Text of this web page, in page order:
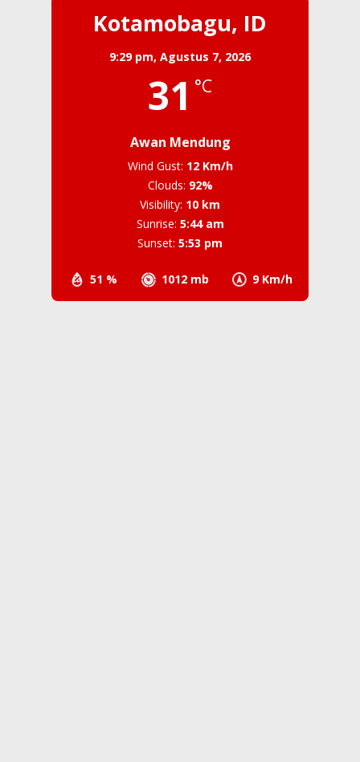
Kotamobagu, ID
9:29 pm, Agustus 7, 2026
31 °C
Awan Mendung
51 % 1012 mb 9 Km/h
Wind Gust: 12 Km/h
Clouds: 92%
Visibility: 10 km
Sunrise: 5:44 am
Sunset: 5:53 pm